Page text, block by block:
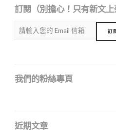
訂閱（別擔心！只有新文上
我們的粉絲專頁
近期文章